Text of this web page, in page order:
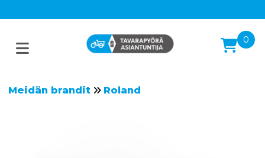
0
Meidän brandit Roland